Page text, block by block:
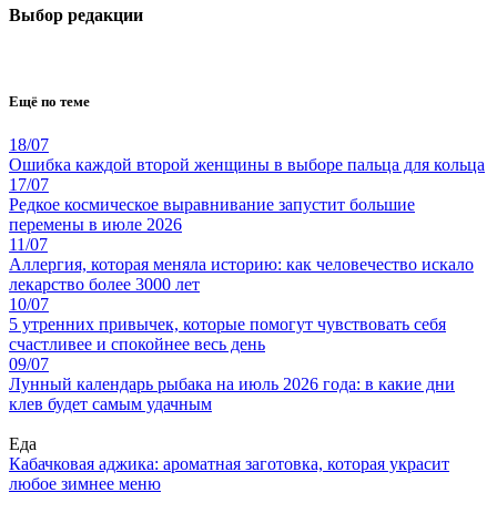
Выбор редакции
Ещё по теме
18/07
Ошибка каждой второй женщины в выборе пальца для кольца
17/07
Редкое космическое выравнивание запустит большие
перемены в июле 2026
11/07
Аллергия, которая меняла историю: как человечество искало
лекарство более 3000 лет
10/07
5 утренних привычек, которые помогут чувствовать себя
счастливее и спокойнее весь день
09/07
Лунный календарь рыбака на июль 2026 года: в какие дни
клев будет самым удачным
Еда
Кабачковая аджика: ароматная заготовка, которая украсит
любое зимнее меню